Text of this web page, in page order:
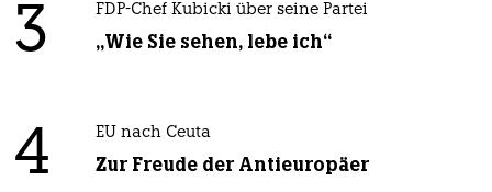
3 FDP-Chef Kubicki über seine Partei
„Wie Sie sehen, lebe ich“
4 EU nach Ceuta
Zur Freude der Antieuropäer